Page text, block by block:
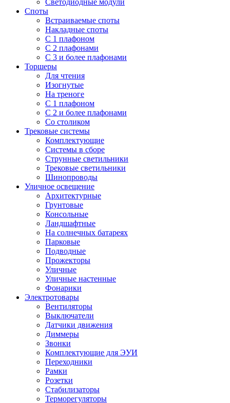
Светодиодные модули
Споты
Встраиваемые споты
Накладные споты
С 1 плафоном
С 2 плафонами
С 3 и более плафонами
Торшеры
Для чтения
Изогнутые
На треноге
С 1 плафоном
С 2 и более плафонами
Со столиком
Трековые системы
Комплектующие
Системы в сборе
Струнные светильники
Трековые светильники
Шинопроводы
Уличное освещение
Архитектурные
Грунтовые
Консольные
Ландшафтные
На солнечных батареях
Парковые
Подводные
Прожекторы
Уличные
Уличные настенные
Фонарики
Электротовары
Вентиляторы
Выключатели
Датчики движения
Диммеры
Звонки
Комплектующие для ЭУИ
Переходники
Рамки
Розетки
Стабилизаторы
Терморегуляторы